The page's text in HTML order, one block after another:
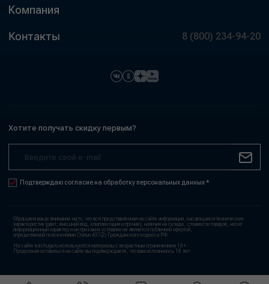
Компания
Контакты 8 (800) 234-94-20
Хотите получать скидку первым?
Подтверждаю согласие на обработку персональных данных *
Обращаем ваше внимание на то, что вся представленная на сайте информация, касающаяся технических
характеристик (цвет, внешний вид, комплектация и прочие), наличия на складе, стоимости товаров, носит
информационный характер и ни при каких условиях не является публичной офертой,
определяемой положениями Статьи 437(2) Гражданского кодекса РФ.
На сайте kolchuga.ru используются материалы с возрастным ограничением 18+.
Продолжая оставаться на сайте вы подтверждаете, что вам исполнилось 18 лет.